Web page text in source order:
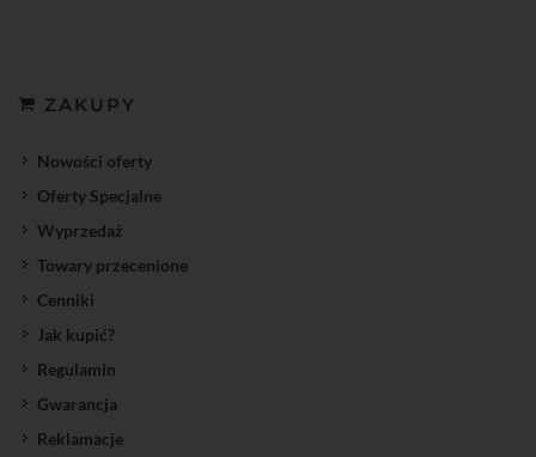
ZAKUPY
Nowości oferty
Oferty Specjalne
Wyprzedaż
Towary przecenione
Cenniki
Jak kupić?
Regulamin
Gwarancja
Reklamacje